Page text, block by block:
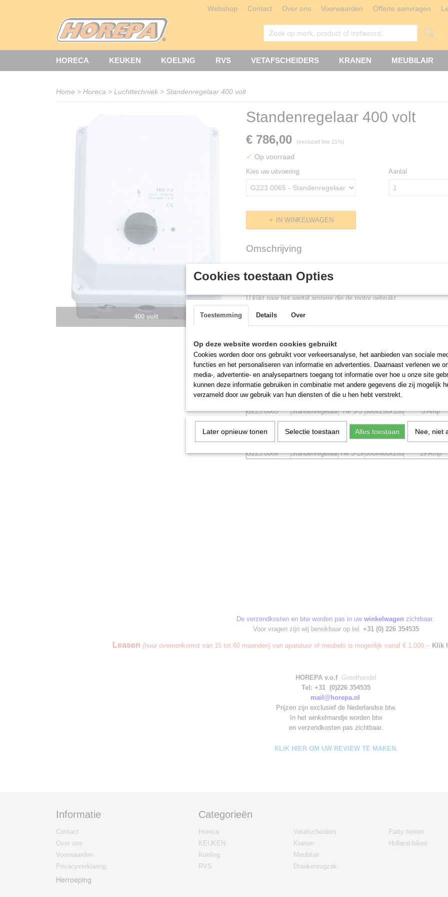
Webshop Contact Over ons Voorwaarden Offerte aanvragen
HORECA KEUKEN KOELING RVS VETAFSCHEIDERS KRANEN MEUBILAIR
Home > Horeca > Luchttechniek > Standenregelaar 400 volt
400 volt
Standenregelaar 400 volt
€ 786,00 (exclusief btw 21%)
✓ Op voorraad
Kies uw uitvoering: Aantal
IN WINKELWAGEN
Omschrijving
Standenregelaar
U kijkt naar het aantal ampere die de motor gebruikt.
Daabij kiest u een bijpassende standenregelaar, afgerond naar boven.
Voorbeeld: Uw motor is 6,5 ampere. U kiest voor een 7 ampere
Ook is van belang dat u kijkt naar de spaning. Is die 230 volt of 400
En hebben een hulpcontact voor de gasgebrekklep.
Bestelnummer:Omschrijving: type: afmeting:
G223.0065
Standenregelaar TM 3-5 300x250x150 5 Amp
G223.0066
StandenregelaarTM 3-7.5 7.5 Amp
G223.0067
Standenregelaar TM 3-11 400x300x200 11 Amp
G223.0068
Standenregelaar TM 3-14 14 Amp
G223.0069
Standenregelaar TM 3-19 500x400x260 19 Amp
De verzendkosten en btw worden pas in uw winkelwagen zichtbaar.
Voor vragen zijn wij bereikbaar op tel: +31 (0) 226 354535
Leasen (huur overeenkomst van 15 tot 60 maanden) van aparatuur of meubels is mogenlijk vanaf € 1.000,-- Klik
HOREPA v.o.f Groothandel
Tel: +31 (0)226 354535
mail@horepa.nl
Prijzen zijn exclusief de Nederlandse btw.
In het winkelmandje worden btw
en verzendkosten pas zichtbaar.
KLIK HIER OM UW REVIEW TE MAKEN.
Informatie
Contact
Over ons
Voorwaarden
Privacyverklaring
Herroeping
Categorieën
Horeca
KEUKEN
Koeling
RVS
Vetafscheiders
Kranen
Meubilair
Drankenrugzak
Party tenten
Holland-bikes
Cookies toestaan Opties
Toestemming Details Over
Op deze website worden cookies gebruikt
Cookies worden door ons gebruikt voor verkeersanalyse, het aanbieden van sociale
functies en het personaliseren van informatie en advertenties. Daarnaast verlenen we
media-, advertentie- en analysepartners toegang tot informatie over hoe u onze site
kunnen deze informatie gebruiken in combinatie met andere gegevens die zij mogelijk
verzameld door uw gebruik van hun diensten of die u hen hebt verstrekt.
Later opnieuw tonen Selectie toestaan Alles toestaan Nee, niet